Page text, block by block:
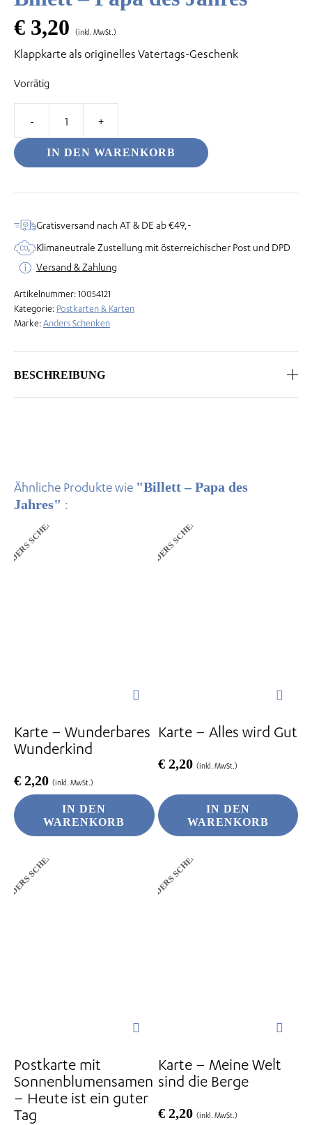
€ 3,20 (inkl. MwSt.)
Klappkarte als originelles Vatertags-Geschenk
Vorrätig
–
Papa
Menge
IN DEN WARENKORB
Gratisversand nach AT & DE ab €49,-
Klimaneutrale Zustellung mit österreichischer Post und DPD
Versand & Zahlung
Artikelnummer:10054121
Kategorie: Postkarten & Karten
Marke:Anders Schenken
BESCHREIBUNG
Ähnliche Produkte wie "Billett – Papa des
Jahres" :
ANDERS SCHENKEN
Karte – Wunderbares
Wunderkind
€ 2,20 (inkl. MwSt.)
IN DEN
WARENKORB
ANDERS SCHENKEN
Karte – Alles wird Gut
€2,20 (inkl. MwSt.)
IN DEN
WARENKORB
ANDERS SCHENKEN
Postkarte mit
Sonnenblumensamen
– Heute ist ein guter
Tag
ANDERS SCHENKEN
Karte – Meine Welt
sind die Berge
€2,20 (inkl. MwSt.)